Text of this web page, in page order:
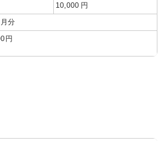
10,000 円
分
円